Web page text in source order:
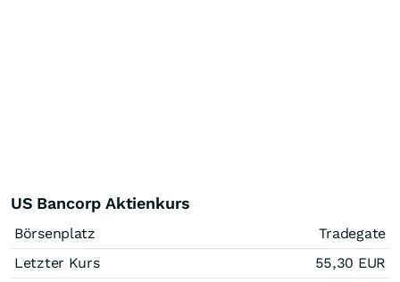
US Bancorp Aktienkurs
Börsenplatz
Tradegate
Letzter Kurs
55,30 EUR